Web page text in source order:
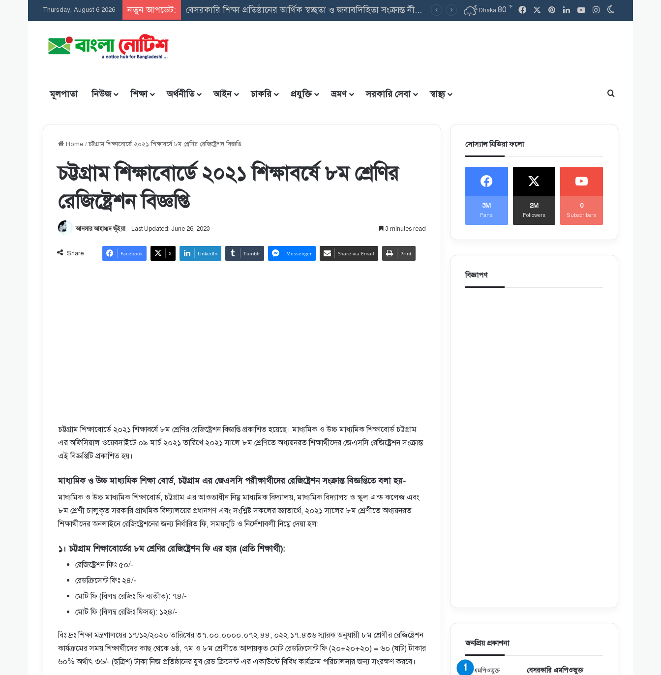
Thursday, August 6 2026 নতুন আপডেট: সমন্বিত উপবৃত্তি তথ্য ফরম: শিক্ষার্থীদের তথ্য এন্ট্রি ফরম PDF ডাউনলোড Dhaka 80 ℉ Facebook PinterestLinkedInYouTubeInstagram
মূলপাতা নিউজ শিক্ষা অর্থনীতি আইন চাকরি প্রযুক্তি ভ্রমণ সরকারি সেবা স্বাস্থ্য Search for
Home /চট্টগ্রাম শিক্ষাবোর্ডে ২০২১ শিক্ষাবর্ষে ৮ম শ্রেণির রেজিষ্ট্রেশন বিজ্ঞপ্তি
চট্টগ্রাম শিক্ষাবোর্ডে ২০২১ শিক্ষাবর্ষে ৮ম শ্রেণির
রেজিষ্ট্রেশন বিজ্ঞপ্তি
আনসার আহাম্মদ ভূঁইয়া Last Updated: June 26, 2023 3 minutes read
Share Facebook X LinkedIn Tumblr Messenger Share via Email Print
চট্টগ্রাম শিক্ষাবোর্ডে ২০২১ শিক্ষাবর্ষে ৮ম শ্রেণির রেজিষ্ট্রেশন বিজ্ঞপ্তি প্রকাশিত হয়েছে। মাধ্যমিক ও উচ্চ মাধ্যমিক শিক্ষাবোর্ড চট্টগ্রাম
এর অফিসিয়াল ওয়েবসাইটে ০৯ মার্চ ২০২১ তারিখে ২০২১ সালে ৮ম শ্রেণিতে অধ্যয়নরত শিক্ষার্থীদের জেএসসি রেজিষ্ট্রেশন সংক্রান্ত
এই বিজ্ঞপ্তিটি প্রকাশিত হয়।
মাধ্যমিক ও উচ্চ মাধ্যমিক শিক্ষা বোর্ড, চট্টগ্রাম এর জেএসসি পরীক্ষার্থীদের রেজিষ্ট্রেশন সংক্রান্ত বিজ্ঞপ্তিতে বলা হয়-
মাধ্যমিক ও উচ্চ মাধ্যমিক শিক্ষাবাের্ড, চট্টগ্রাম এর আওতাধীন নিম্ন মাধ্যমিক বিদ্যালয়, মাধ্যমিক বিদ্যালয় ও স্কুল এন্ড কলেজ এবং
৮ম শ্রেণী চালুকৃত সরকারি প্রাথমিক বিদ্যালয়ের প্রধানগণ এবং সংশ্লিষ্ট সকলের জ্ঞাতার্থে, ২০২১ সালের ৮ম শ্রেণীতে অধ্যয়নরত
শিক্ষার্থীদের অনলাইনে রেজিষ্ট্রেশনের জন্য নির্ধারিত ফি, সময়সূচি ও নির্দেশাবলী নিম্নে দেয়া হল:
১। চট্টগ্রাম শিক্ষাবোর্ডের ৮ম শ্রেণির রেজিষ্ট্রেশন ফি এর হার (প্রতি শিক্ষার্থী):
রেজিষ্ট্রেশন ফিঃ ৫০/-
রেডক্রিসেন্ট ফিঃ ২৪/-
মােট ফি (বিলম্ব রেজিঃ ফি ব্যতীত): ৭৪/-
মােট ফি (বিলম্ব রেজিঃ ফিসহ): ১২৪/-
বিঃ দ্রঃ শিক্ষা মন্ত্রণালয়ের ১৭/১২/২০২০ তারিখের ৩৭.০০.০০০০.০৭২.৪৪, ০২২.১৭.৪৩৬ স্মারক অনুযায়ী ৮ম শ্রেণীর রেজিষ্ট্রেশন
কার্যক্রমের সময় শিক্ষার্থীদের কাছ থেকে ৬ষ্ঠ, ৭ম ও ৮ম শ্রেণীতে আদায়কৃত মােট রেডক্রিসেন্ট ফি (২০+২০+২০) = ৬০ (ষাট) টাকার
৬০% অর্থাৎ ৩৬/- (ছত্রিশ) টাকা নিজ প্রতিষ্ঠানের যুব রেড ক্রিসেন্ট এর একাউন্টে বিবিধ কার্যক্রম পরিচালনার জন্য সংরক্ষণ করবে।
সোস্যাল মিডিয়া ফলো
3M
Fans
2M
Followers
0
Subscribers
বিজ্ঞাপণ
জনপ্রিয় প্রকাশনা
বেসরকারি এমপিওভুক্ত